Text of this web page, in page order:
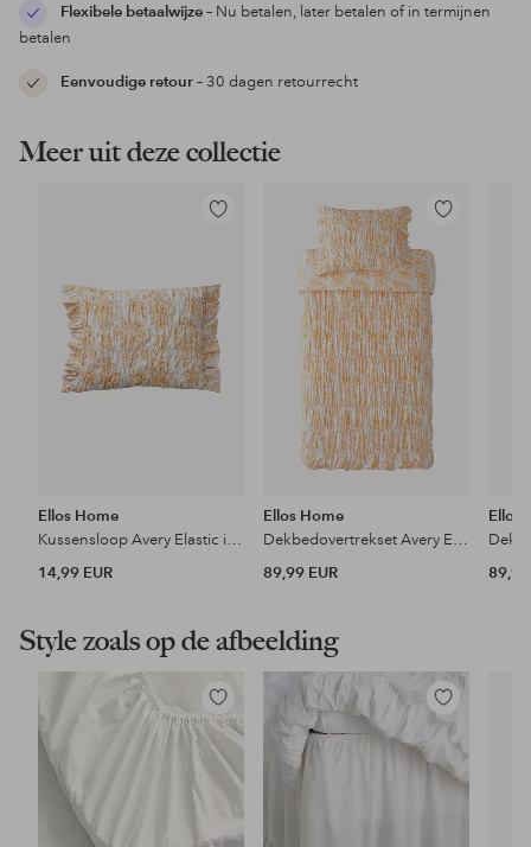
Flexibele betaalwijze– Nu betalen, later betalen of in termijnen
betalen
Eenvoudige retour– 30 dagen retourrecht
Meer uit deze collectie
Toevoegen
Ellos Home
Kussensloop Avery Elastic in katoenen perkal
14,99 EUR
Toevoegen
favorieten
Ellos Home
Dekbedovertrekset Avery Elastic in katoenen perkal 2 of 3 delen
89,99 EUR
Ellos
89,99
Style zoals op de afbeelding
Toevoegen
aan
favorieten
Toevoegen
aan
favorieten